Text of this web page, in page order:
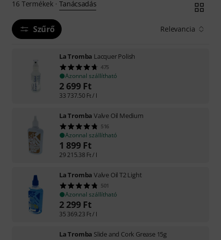
16 Termékek· Tanácsadás
Szűrő Relevancia
La Tromba Lacquer Polish
475
Azonnal szállítható
2 699 Ft
33 737.50 Ft/ l
La Tromba Valve Oil Medium
516
Azonnal szállítható
1 899 Ft
29 215.38 Ft/ l
La Tromba Valve Oil T2 Light
501
Azonnal szállítható
2 299 Ft
35 369.23 Ft/ l
La Tromba Slide and Cork Grease 15g